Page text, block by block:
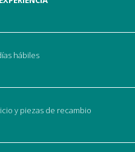
hábiles
y piezas de recambio